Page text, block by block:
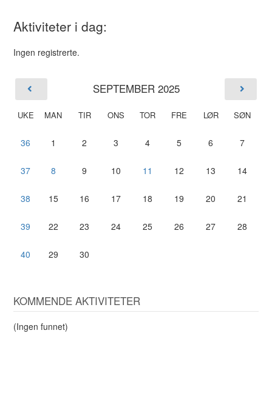
Aktiviteter i dag:
Ingen registrerte.
SEPTEMBER 2025
UKE MAN TIR ONS TOR FRE LØR SØN
36 1 2 3 4 5 6 7
37 8 9 10 11 12 13 14
38 15 16 17 18 19 20 21
39 22 23 24 25 26 27 28
40 29 30
KOMMENDE AKTIVITETER
(Ingen funnet)